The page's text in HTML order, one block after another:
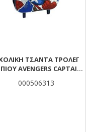
ΤΣΆΝΤΑ ΤΡΌΛΕΪ
AVENGERS CAPTAIN
000506313